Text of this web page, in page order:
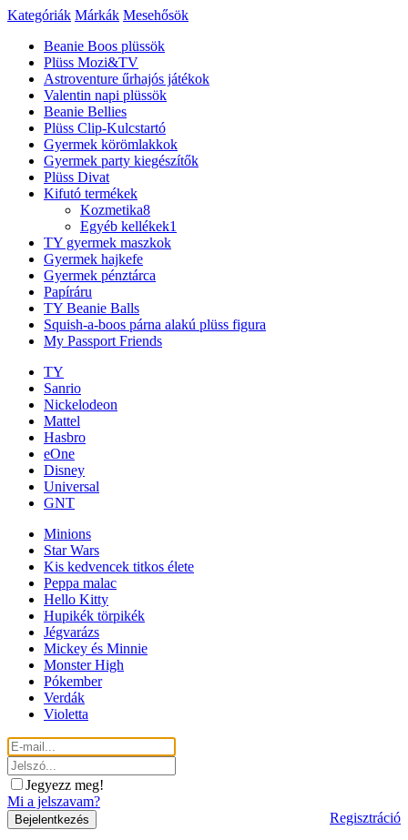
Kategóriák Márkák Mesehősök
Beanie Boos plüssök
Plüss Mozi&TV
Astroventure űrhajós játékok
Valentin napi plüssök
Beanie Bellies
Plüss Clip-Kulcstartó
Gyermek körömlakkok
Gyermek party kiegészítők
Plüss Divat
Kifutó termékek
Kozmetika8
Egyéb kellékek1
TY gyermek maszkok
Gyermek hajkefe
Gyermek pénztárca
Papíráru
TY Beanie Balls
Squish-a-boos párna alakú plüss figura
My Passport Friends
TY
Sanrio
Nickelodeon
Mattel
Hasbro
eOne
Disney
Universal
GNT
Minions
Star Wars
Kis kedvencek titkos élete
Peppa malac
Hello Kitty
Hupikék törpikék
Jégvarázs
Mickey és Minnie
Monster High
Pókember
Verdák
Violetta
Jegyezz meg!
Mi a jelszavam?
Regisztráció